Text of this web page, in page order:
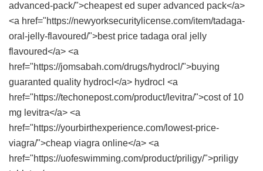
advanced-pack/">cheapest ed super advanced pack</a>
<a href="https://newyorksecuritylicense.com/item/tadaga-
oral-jelly-flavoured/">best price tadaga oral jelly
flavoured</a> <a
href="https://jomsabah.com/drugs/hydrocl/">buying
guaranted quality hydrocl</a> hydrocl <a
href="https://techonepost.com/product/levitra/">cost of 10
mg levitra</a> <a
href="https://yourbirthexperience.com/lowest-price-
viagra/">cheap viagra online</a> <a
href="https://uofeswimming.com/product/priligy/">priligy